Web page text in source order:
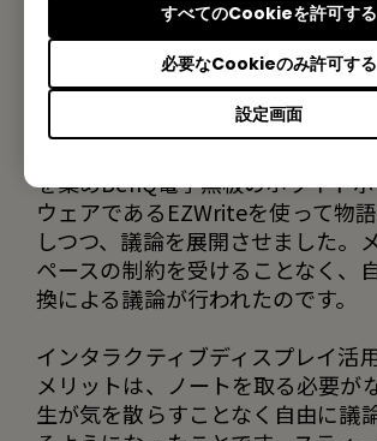
設定画面
必要なCookieのみ許可する
すべてのCookieを許可する
いずれの授業でも、スティーンマ
準備したスライドのプレゼンテー
使って物語の冒頭部分を発表しま
ンテーション資料は、ディスプレ
を集めBenQ電子黒板のホワイト
ウェアであるEZWriteを使って物
しつつ、議論を展開させました。
ペースの制約を受けることなく、
換による議論が行われたのです。
インタラクティブディスプレイ活
メリットは、ノートを取る必要が
生が気を散らすことなく自由に議